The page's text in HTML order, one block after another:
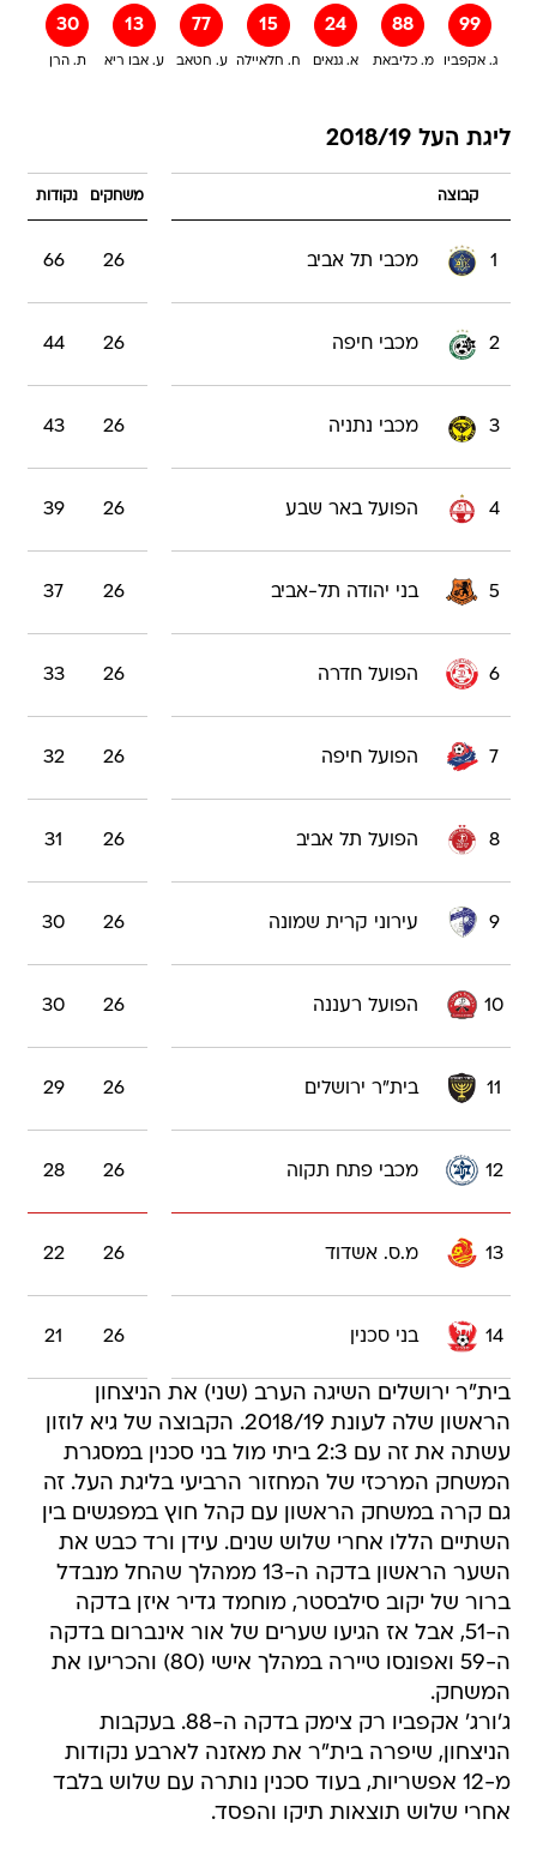
30
ת. הרן
13
ע. אבו ריא
77
ע. חטאב
15
ח. חלאיילה
24
א. גנאים
88
מ. כליבאת
99
ג. אקפביו
ליגת העל 2018/19
קבוצה משחקים נקודות
1 מכבי תל אביב 26
66
2 מכבי חיפה 26
44
3 מכבי נתניה 26
43
4 הפועל באר שבע 26
39
5 בני יהודה תל-אביב 26
37
6 הפועל חדרה 26
33
7 הפועל חיפה 26
32
8 הפועל תל אביב 26
31
9 עירוני קרית שמונה 26
30
10 הפועל רעננה 26
30
11 בית"ר ירושלים 26
29
12 מכבי פתח תקוה 26
28
13 מ.ס. אשדוד 26
22
14 בני סכנין 26
21
בית"ר ירושלים השיגה הערב (שני) את הניצחון
הראשון שלה לעונת 2018/19. הקבוצה של גיא לוזון
עשתה את זה עם 2:3 ביתי מול בני סכנין במסגרת
המשחק המרכזי של המחזור הרביעי בליגת העל. זה
גם קרה במשחק הראשון עם קהל חוץ במפגשים בין
השתיים הללו אחרי שלוש שנים. עידן ורד כבש את
השער הראשון בדקה ה-13 ממהלך שהחל מנבדל
ברור של יקוב סילבסטר, מוחמד גדיר איזן בדקה
ה-51, אבל אז הגיעו שערים של אור אינברום בדקה
ה-59 ואפונסו טיירה במהלך אישי (80) והכריעו את
המשחק.
ג'ורג' אקפביו רק צימק בדקה ה-88. בעקבות
הניצחון, שיפרה בית"ר את מאזנה לארבע נקודות
מ-12 אפשריות, בעוד סכנין נותרה עם שלוש בלבד
אחרי שלוש תוצאות תיקו והפסד.